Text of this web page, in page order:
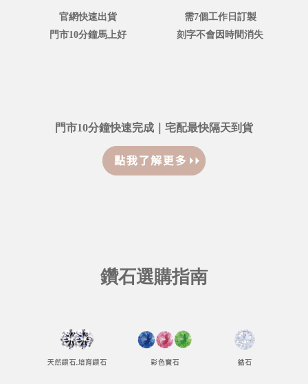
官網快速出貨
門市10分鐘馬上好
需7個工作日訂製
刻字不會因時間消失
門市10分鐘快速完成｜宅配最快隔天到貨
鑽石選購指南